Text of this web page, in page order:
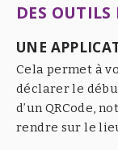
DES
UNE
Cela permet à
déclarer le
d’un QRCode,
rendre sur le